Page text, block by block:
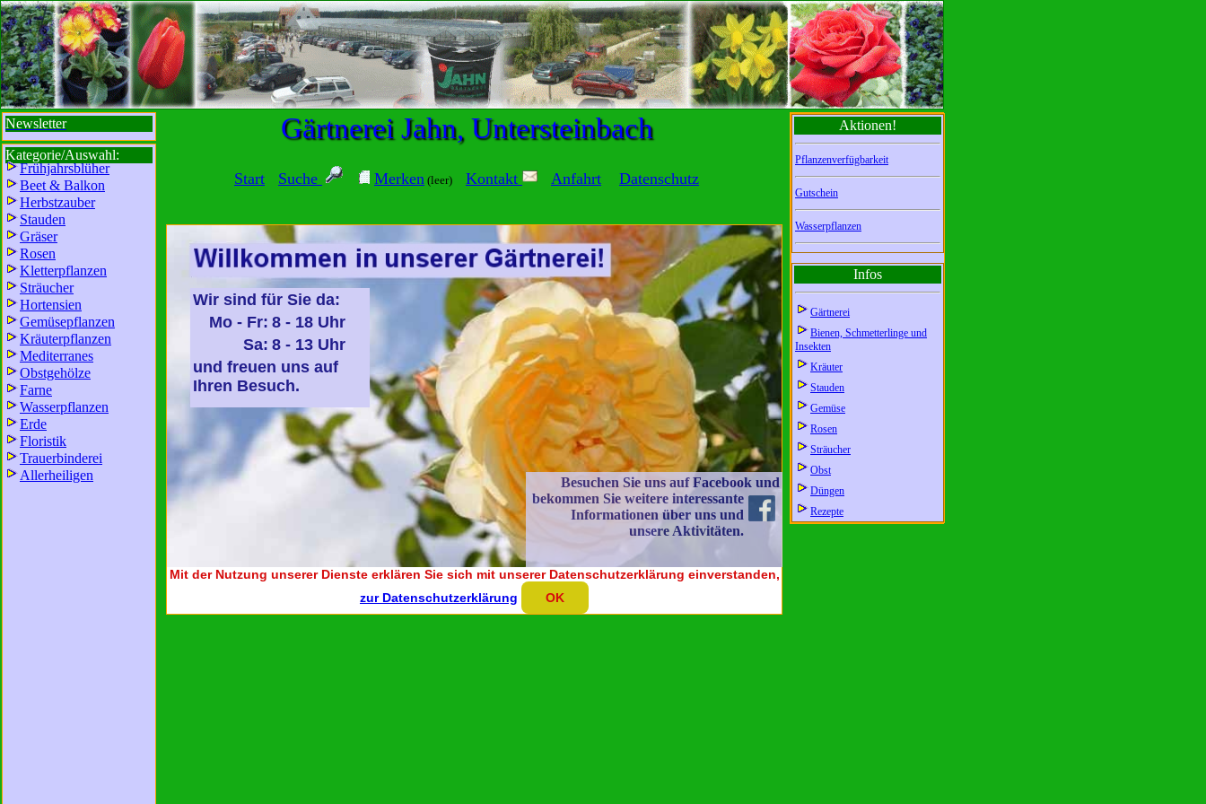
sbisbbib
Start Suche Merken (leer) Kontakt Anfahrt Datenschutz
Gärtnerei Jahn, Untersteinbach Aktionen!
Pflanzenverfügbarkeit
Gutschein
Wasserpflanzen
Infos
Gärtnerei
Bienen, Schmetterlinge und
Insekten
Kräuter
Stauden
Gemüse
Rosen
Sträucher
Obst
Düngen
Rezepte
Newsletter
Kategorie/Auswahl:
Frühjahrsblüher
Beet & Balkon
Herbstzauber
Stauden
Gräser
Rosen
Kletterpflanzen
Sträucher
Hortensien
Gemüsepflanzen
Kräuterpflanzen
Mediterranes
Obstgehölze
Farne
Wasserpflanzen
Erde
Floristik
Trauerbinderei
Allerheiligen
Wir sind für Sie da:
Mo - Fr: 8 - 18 Uhr
Sa: 8 - 13 Uhr
und freuen uns auf
Ihren Besuch.
Besuchen Sie uns auf Facebook und
bekommen Sie weitere interessante
Informationen über uns und
unsere Aktivitäten.
Mit der Nutzung unserer Dienste erklären Sie sich mit unserer Datenschutzerklärung einverstanden,
zur Datenschutzerklärung
OK